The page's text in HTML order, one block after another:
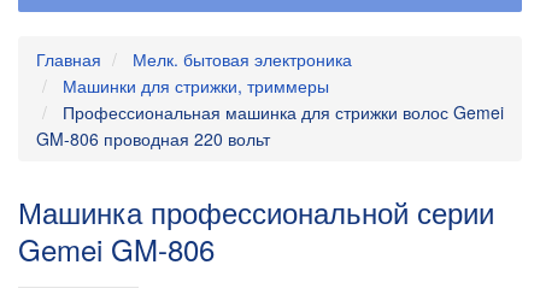
Главная
Мелк. бытовая электроника
Машинки для стрижки, триммеры
Профессиональная машинка для стрижки волос Gemei
GM-806 проводная 220 вольт
Машинка профессиональной серии
Gemei GM-806